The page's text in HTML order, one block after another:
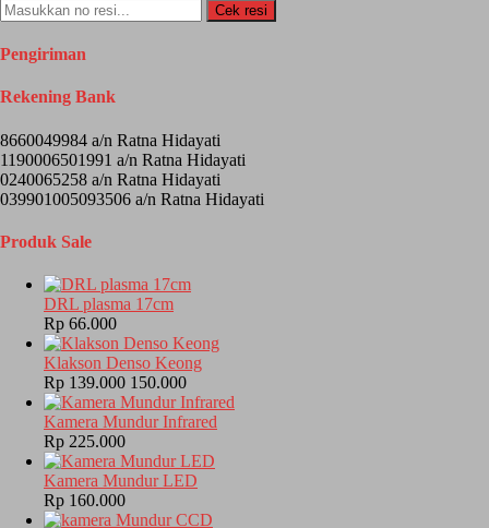
Cek resi
Pengiriman
Rekening Bank
8660049984 a/n Ratna Hidayati
1190006501991 a/n Ratna Hidayati
0240065258 a/n Ratna Hidayati
039901005093506 a/n Ratna Hidayati
Produk Sale
DRL plasma 17cm
Rp 66.000
Klakson Denso Keong
Rp 139.000 150.000
Kamera Mundur Infrared
Rp 225.000
Kamera Mundur LED
Rp 160.000